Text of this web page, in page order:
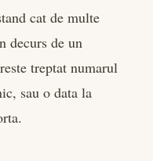
cat de multe
decurs de un
treptat numarul
sau o data la